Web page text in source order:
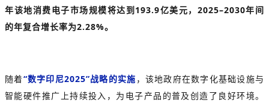
年该地消费电子市场规模将达到193.9亿美元，2025–2030年间
的年复合增长率为2.28%。
随着“数字印尼2025”战略的实施 ，该地政府在数字化基础设施与
智能硬件推广上持续投入，为电子产品的普及创造了良好环境。